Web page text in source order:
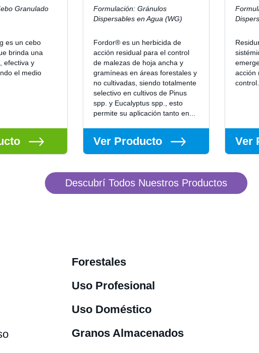
Granulado
es un cebo
brinda una
efectiva y
el medio
Formulación: Gránulos
Dispersables en Agua (WG)
Fordor® es un herbicida de
acción residual para el control
de malezas de hoja ancha y
gramíneas en áreas forestales y
no cultivadas, siendo totalmente
selectivo en cultivos de Pinus
spp. y Eucalyptus spp., esto
permite su aplicación tanto en...
Ver Producto
acción
control.
Ver
Descubrí Todos Nuestros Productos
Forestales
Uso Profesional
Uso Doméstico
Granos Almacenados